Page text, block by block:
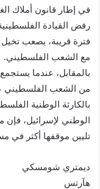
في إطار قانون أملاك
رفض القيادة
فترة قريبة، يصعب
مع الشعب الفلسطيني.
بالمقابل، عندما
من الشعب الفلسطيني
بالكارثة الوطنية
الوطني لإسرائيل،
تليين موقفها أكثر في
ديمتري شومسكي
هآرتس